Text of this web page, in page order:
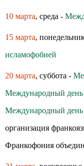
10 марта, среда -
15 марта,
исламофобией
20 марта, суббота -
Международный
Международный
организация
Франкофония